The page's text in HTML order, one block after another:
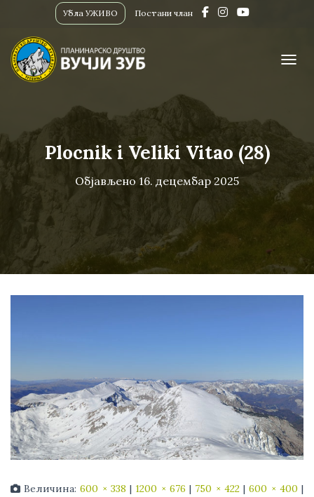
Убла УЖИВО Постани члан
Plocnik i Veliki Vitao (28)
Објављено 16. децембар 2025
Величина:600 × 338 | 1200 × 676 | 750 × 422 | 600 × 400 |